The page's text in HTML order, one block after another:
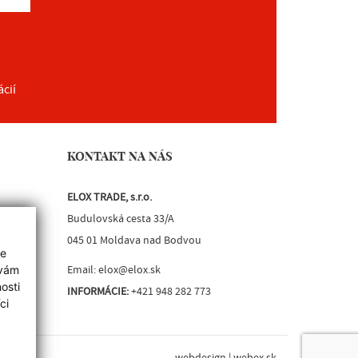
KONTAKT NA NÁS
ELOX TRADE, s.r.o.
Budulovská cesta 33/A
045 01 Moldava nad Bodvou
Email:elox@elox.sk
INFORMÁCIE:+421 948 282 773